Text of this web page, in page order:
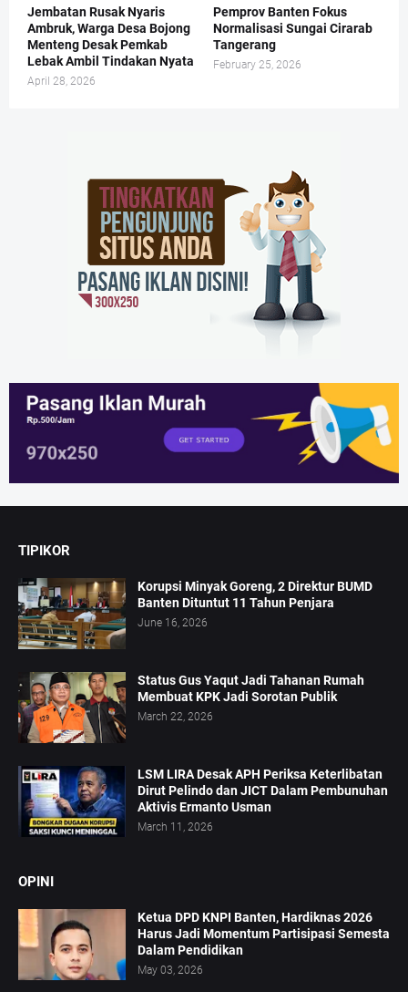
Jembatan Rusak Nyaris
Ambruk, Warga Desa Bojong
Menteng Desak Pemkab
Lebak Ambil Tindakan Nyata
April 28, 2026
Pemprov Banten Fokus
Normalisasi Sungai Cirarab
Tangerang
February 25, 2026
TIPIKOR
Korupsi Minyak Goreng, 2 Direktur BUMD
Banten Dituntut 11 Tahun Penjara
June 16, 2026
Status Gus Yaqut Jadi Tahanan Rumah
Membuat KPK Jadi Sorotan Publik
March 22, 2026
LSM LIRA Desak APH Periksa Keterlibatan
Dirut Pelindo dan JICT Dalam Pembunuhan
Aktivis Ermanto Usman
March 11, 2026
OPINI
Ketua DPD KNPI Banten, Hardiknas 2026
Harus Jadi Momentum Partisipasi Semesta
Dalam Pendidikan
May 03, 2026